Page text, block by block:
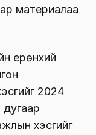
материалаа
ерөнхий
2024
хэсгийг